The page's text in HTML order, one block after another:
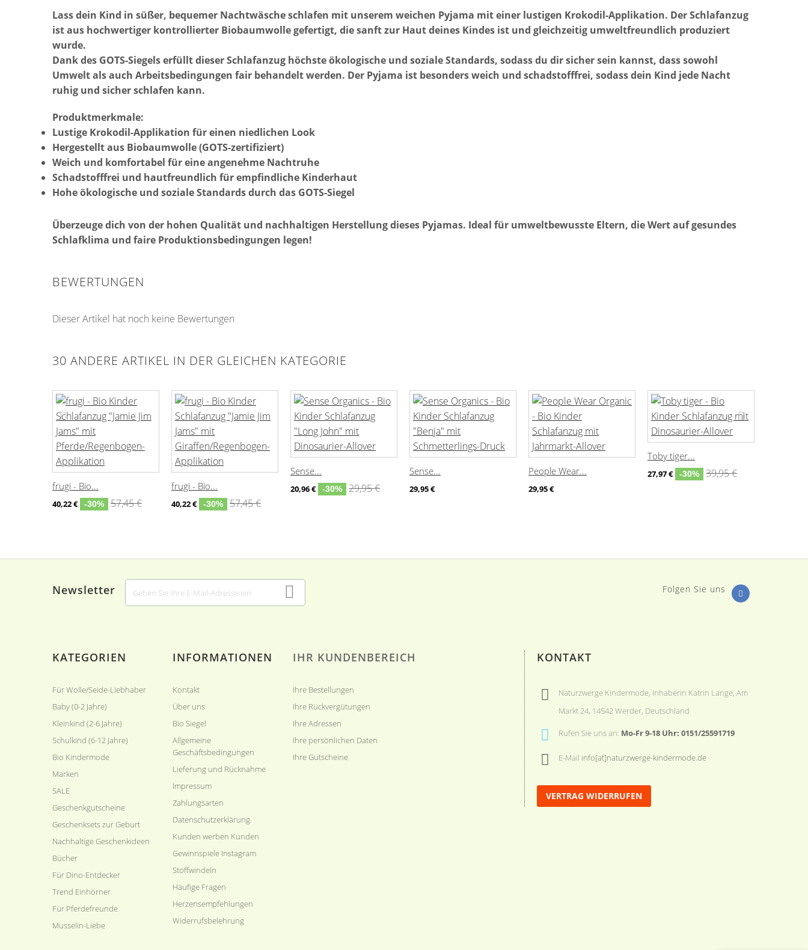
Lass dein Kind in süßer, bequemer Nachtwäsche schlafen mit unserem weichen Pyjama mit einer lustigen Krokodil-Applikation. Der Schlafanzug
ist aus hochwertiger kontrollierter Biobaumwolle gefertigt, die sanft zur Haut deines Kindes ist und gleichzeitig umweltfreundlich produziert
wurde.
Dank des GOTS-Siegels erfüllt dieser Schlafanzug höchste ökologische und soziale Standards, sodass du dir sicher sein kannst, dass sowohl
Umwelt als auch Arbeitsbedingungen fair behandelt werden. Der Pyjama ist besonders weich und schadstofffrei, sodass dein Kind jede Nacht
ruhig und sicher schlafen kann.
Produktmerkmale:
Lustige Krokodil-Applikation für einen niedlichen Look
Hergestellt aus Biobaumwolle (GOTS-zertifiziert)
Weich und komfortabel für eine angenehme Nachtruhe
Schadstofffrei und hautfreundlich für empfindliche Kinderhaut
Hohe ökologische und soziale Standards durch das GOTS-Siegel
Überzeuge dich von der hohen Qualität und nachhaltigen Herstellung dieses Pyjamas. Ideal für umweltbewusste Eltern, die Wert auf gesundes
Schlafklima und faire Produktionsbedingungen legen!
BEWERTUNGEN
Dieser Artikel hat noch keine Bewertungen
30 ANDERE ARTIKEL IN DER GLEICHEN KATEGORIE
frugi - Bio...
40,22 € -30% 57,45 €
frugi - Bio...
40,22 € -30% 57,45 €
Sense...
20,96 € -30% 29,95 €
Sense...
29,95 €
People Wear...
29,95 €
Toby tiger...
27,97 € -30% 39,95 €
Newsletter Folgen Sie uns
KATEGORIEN
Für Wolle/Seide-Liebhaber
Baby (0-2 Jahre)
Kleinkind (2-6 Jahre)
Schulkind (6-12 Jahre)
Bio Kindermode
Marken
SALE
Geschenkgutscheine
Geschenksets zur Geburt
Nachhaltige Geschenkideen
Bücher
Für Dino-Entdecker
Trend Einhörner
Für Pferdefreunde
Musselin-Liebe
INFORMATIONEN
Kontakt
Über uns
Bio Siegel
Allgemeine
Geschäftsbedingungen
Lieferung und Rücknahme
Impressum
Zahlungsarten
Datenschutzerklärung
Kunden werben Kunden
Gewinnspiele Instagram
Stoffwindeln
Häufige Fragen
Herzensempfehlungen
Widerrufsbelehrung
IHR KUNDENBEREICH
Ihre Bestellungen
Ihre Rückvergütungen
Ihre Adressen
Ihre persönlichen Daten
Ihre Gutscheine
KONTAKT
Naturzwerge Kindermode, Inhaberin Katrin Lange, Am
Markt 24, 14542 Werder, Deutschland
Rufen Sie uns an: Mo-Fr 9-18 Uhr: 0151/25591719
E-Mail info[at]naturzwerge-kindermode.de
VERTRAG WIDERRUFEN